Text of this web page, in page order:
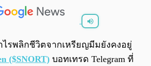
0:00
รพลิกชีวิตจากเหรียญมีมยังคงอยู่
($SNORT) บอทเทรด Telegram ที่